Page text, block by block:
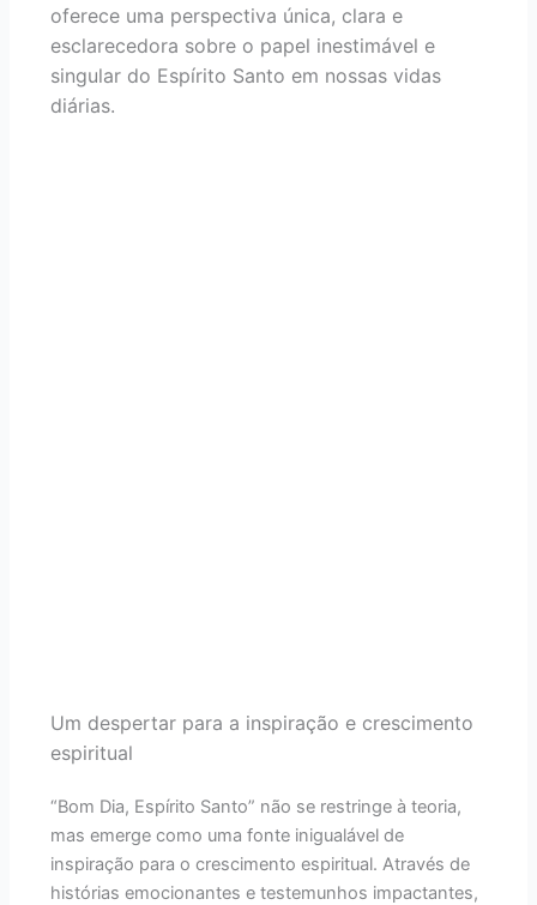
oferece uma perspectiva única, clara e
esclarecedora sobre o papel inestimável e
singular do Espírito Santo em nossas vidas
diárias.
Um despertar para a inspiração e crescimento
espiritual
“Bom Dia, Espírito Santo” não se restringe à teoria,
mas emerge como uma fonte inigualável de
inspiração para o crescimento espiritual. Através de
histórias emocionantes e testemunhos impactantes,